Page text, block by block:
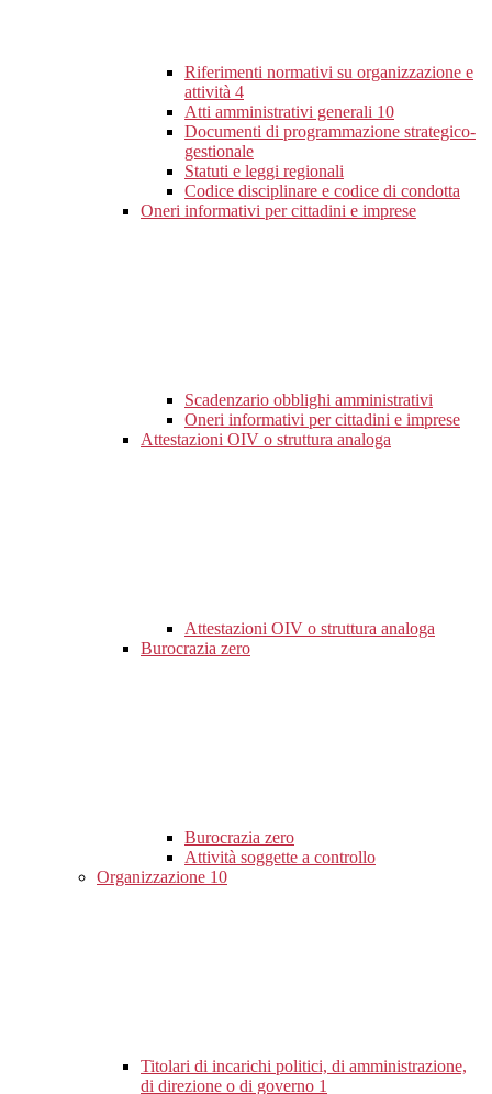
Riferimenti normativi su organizzazione e
attività 4
Atti amministrativi generali 10
Documenti di programmazione strategico-
gestionale
Statuti e leggi regionali
Codice disciplinare e codice di condotta
Oneri informativi per cittadini e imprese
Scadenzario obblighi amministrativi
Oneri informativi per cittadini e imprese
Attestazioni OIV o struttura analoga
Attestazioni OIV o struttura analoga
Burocrazia zero
Burocrazia zero
Attività soggette a controllo
Organizzazione 10
Titolari di incarichi politici, di amministrazione,
di direzione o di governo 1